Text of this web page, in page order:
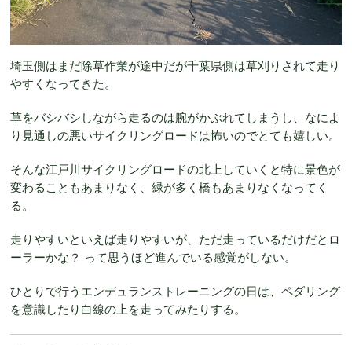
埼玉側はまだ除草作業が途中だが千葉県側は草刈りされて走り
やすくなってきた。
草をバシバシしながら走るのは腕がかぶれてしまうし、なによ
り見通しの悪いサイクリングロードは怖いのでとても嬉しい。
そんな江戸川サイクリングロードの北上していくと特に景色が
変わることもあまりなく、緑が多く橋もあまりなくなってく
る。
走りやすいといえば走りやすいが、ただ走っているだけだとロ
ーラーかな？ って思うほど進んでいる感覚がしない。
ひとりで行うエンデュランストレーニングの日は、ペダリング
を意識したり白線の上を走ってみたりする。